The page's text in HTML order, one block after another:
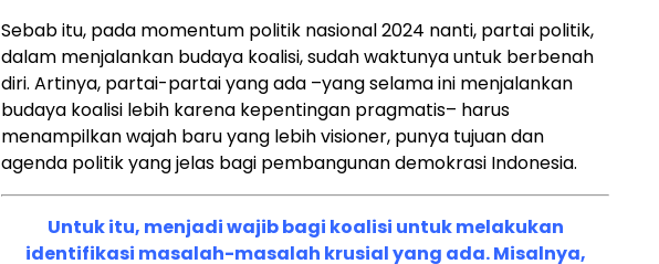
Sebab itu, pada momentum politik nasional 2024 nanti, partai politik,
dalam menjalankan budaya koalisi, sudah waktunya untuk berbenah
diri. Artinya, partai-partai yang ada –yang selama ini menjalankan
budaya koalisi lebih karena kepentingan pragmatis– harus
menampilkan wajah baru yang lebih visioner, punya tujuan dan
agenda politik yang jelas bagi pembangunan demokrasi Indonesia.
Untuk itu, menjadi wajib bagi koalisi untuk melakukan
identifikasi masalah-masalah krusial yang ada. Misalnya,